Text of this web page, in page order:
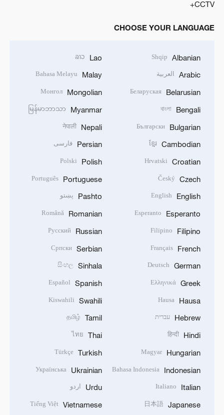
CCTV+
CHOOSE YOUR LANGUAGE
Albanian
Shqip
Arabic العربية
Belarusian
Беларуская
Bengali
বাংলা
Bulgarian
Български
Cambodian
ខ្មែរ
Croatian
Hrvatski
Czech
Český
English
English
Esperanto
Esperanto
Filipino
Filipino
French
Français
German
Deutsch
Greek
Ελληνικά
Hausa
Hausa
Hebrew עברית
Hindi
हिन्दी
Hungarian
Magyar
Indonesian
Bahasa Indonesia
Italian
Italiano
Japanese
日本語
Lao
ລາວ
Malay
Bahasa Melayu
Mongolian
Монгол
Myanmar
မြန်မာဘာသာ
Nepali
नेपाली
Persian فارسی
Polish
Polski
Portuguese
Português
Pashto پښتو
Romanian
Română
Russian
Русский
Serbian
Српски
Sinhala
සිංහල
Spanish
Español
Swahili
Kiswahili
Tamil
தமிழ்
Thai
ไทย
Turkish
Türkçe
Ukrainian
Українська
Urdu اردو
Vietnamese
Tiếng Việt